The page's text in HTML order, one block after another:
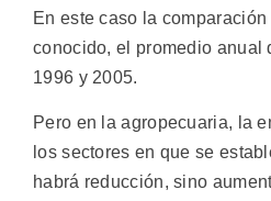
En este caso la
conocido, el promedio anual
1996 y 2005.
Pero en la agropecuaria, la
los sectores en que se
habrá reducción, sino